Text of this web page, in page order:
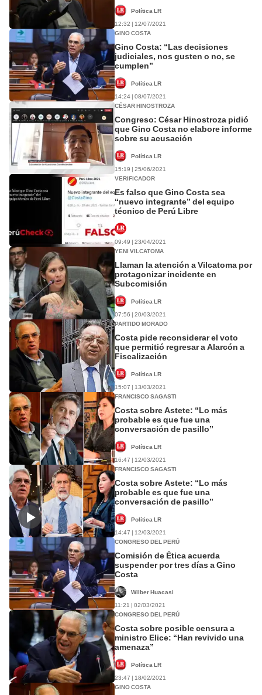
Política LR
12:32 | 12/07/2021
GINO COSTA
Gino Costa: “Las decisiones
judiciales, nos gusten o no, se
cumplen”
Política LR
14:24 | 08/07/2021
CÉSAR HINOSTROZA
Congreso: César Hinostroza pidió
que Gino Costa no elabore informe
sobre su acusación
Política LR
15:19 | 25/06/2021
VERIFICADOR
Es falso que Gino Costa sea
“nuevo integrante” del equipo
técnico de Perú Libre
09:49 | 23/04/2021
YENI VILCATOMA
Llaman la atención a Vilcatoma por
protagonizar incidente en
Subcomisión
Política LR
07:56 | 20/03/2021
PARTIDO MORADO
Costa pide reconsiderar el voto
que permitió regresar a Alarcón a
Fiscalización
Política LR
15:07 | 13/03/2021
FRANCISCO SAGASTI
Costa sobre Astete: “Lo más
probable es que fue una
conversación de pasillo”
Política LR
16:47 | 12/03/2021
FRANCISCO SAGASTI
Costa sobre Astete: “Lo más
probable es que fue una
conversación de pasillo”
Política LR
14:47 | 12/03/2021
CONGRESO DEL PERÚ
Comisión de Ética acuerda
suspender por tres días a Gino
Costa
Wilber Huacasi
11:21 | 02/03/2021
CONGRESO DEL PERÚ
Costa sobre posible censura a
ministro Elice: “Han revivido una
amenaza”
Política LR
23:47 | 18/02/2021
GINO COSTA